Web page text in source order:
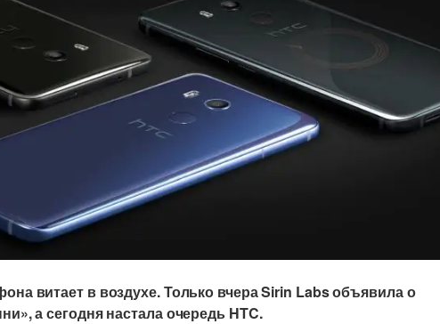
витает в воздухе. Только вчера Sirin Labs объявила о
а сегодня настала очередь HTC.